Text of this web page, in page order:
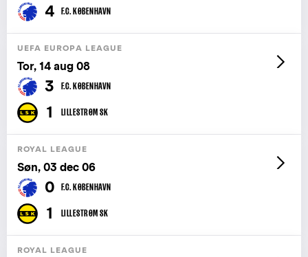
4 F.C. KØBENHAVN
UEFA EUROPA LEAGUE
Tor, 14 aug 08
3 F.C. KØBENHAVN
1 LILLESTRØM SK
ROYAL LEAGUE
Søn, 03 dec 06
0 F.C. KØBENHAVN
1 LILLESTRØM SK
ROYAL LEAGUE